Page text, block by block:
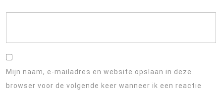
Mijn naam, e-mailadres en website opslaan in deze
browser voor de volgende keer wanneer ik een reactie